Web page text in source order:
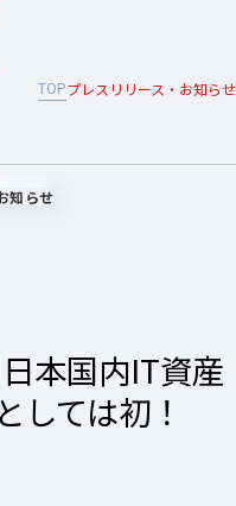
TOPプレスリリース・お知らせ
知らせ
本国内IT資産
しては初！